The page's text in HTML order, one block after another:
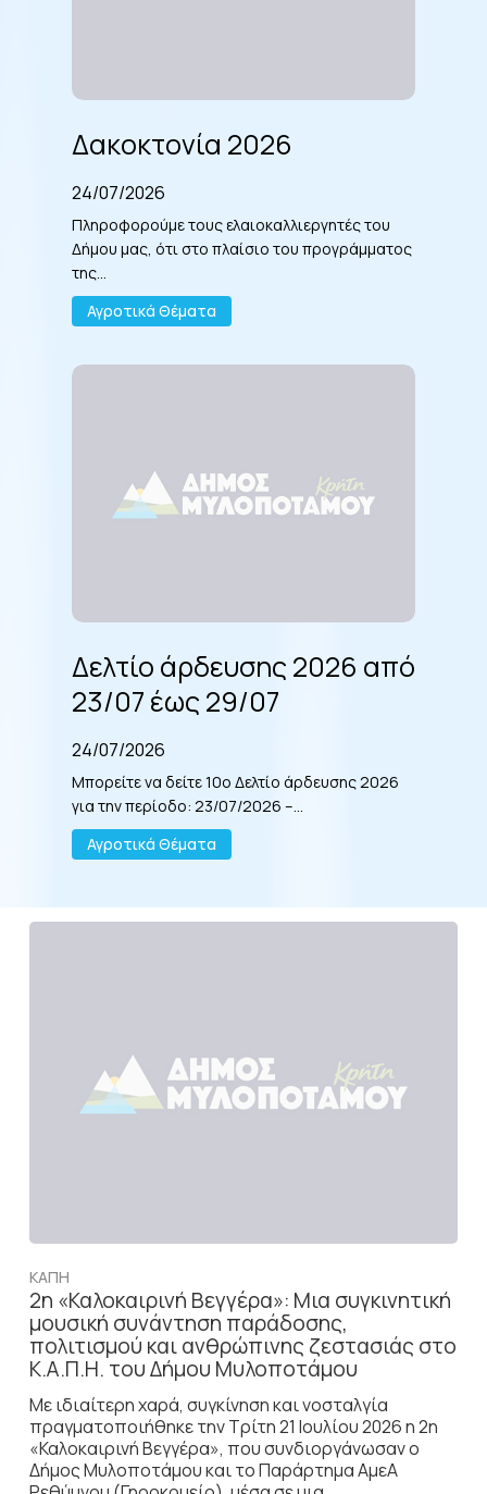
2026
Αγροτικά Θέματα
Δακοκτονία 2026
24/07/2026
Πληροφορούμε τους ελαιοκαλλιεργητές του
Δήμου μας, ότι στο πλαίσιο του προγράμματος
της…
Δελτίο
29/07
άρδευσης
2026
από
23/07
έως
29/07
Αγροτικά Θέματα
Δελτίο άρδευσης 2026 από
23/07 έως 29/07
24/07/2026
Μπορείτε να δείτε 10ο Δελτίο άρδευσης 2026
για την περίοδο: 23/07/2026 –…
ΚΑΠΗ
2η «Καλοκαιρινή Βεγγέρα»: Μια συγκινητική
μουσική συνάντηση παράδοσης,
πολιτισμού και ανθρώπινης ζεστασιάς στο
Κ.Α.Π.Η. του Δήμου Μυλοποτάμου
Με ιδιαίτερη χαρά, συγκίνηση και νοσταλγία
πραγματοποιήθηκε την Τρίτη 21 Ιουλίου 2026 η 2η
«Καλοκαιρινή Βεγγέρα», που συνδιοργάνωσαν ο
Δήμος Μυλοποτάμου και το Παράρτημα ΑμεΑ